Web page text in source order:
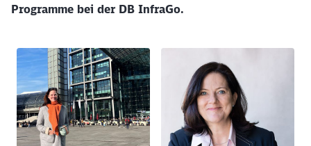
Programme bei der DB InfraGo.